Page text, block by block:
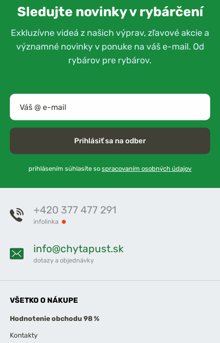
Sledujte novinky v rybárčení
Exkluzívne videá z našich výprav, zľavové akcie a
významné novinky v ponuke na váš e-mail. Od
rybárov pre rybárov.
Prihlásiť sa na odber
prihlásením súhlasíte so spracovaním osobných údajov
+420 377 477 291
infolinka
info@chytapust.sk
dotazy a objednávky
VŠETKO O NÁKUPE
Hodnotenie obchodu 98 %
Kontakty